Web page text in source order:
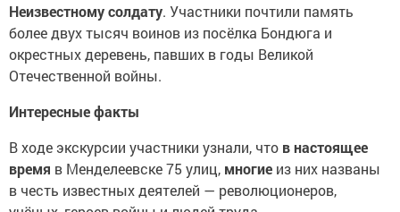
Неизвестному солдату. Участники почтили память
более двух тысяч воинов из посёлка Бондюга и
окрестных деревень, павших в годы Великой
Отечественной войны.
Интересные факты
В ходе экскурсии участники узнали, что в настоящее
время в Менделеевске 75 улиц, многие из них названы
в честь известных деятелей — революционеров,